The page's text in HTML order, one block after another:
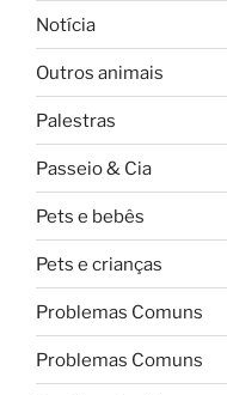
Notícia
Outros animais
Palestras
Passeio & Cia
Pets e bebês
Pets e crianças
Problemas Comuns
Problemas Comuns